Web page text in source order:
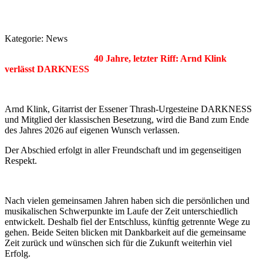
Kategorie: News
40 Jahre, letzter Riff: Arnd Klink
verlässt DARKNESS
Arnd Klink, Gitarrist der Essener Thrash-Urgesteine DARKNESS
und Mitglied der klassischen Besetzung, wird die Band zum Ende
des Jahres 2026 auf eigenen Wunsch verlassen.
Der Abschied erfolgt in aller Freundschaft und im gegenseitigen
Respekt.
Nach vielen gemeinsamen Jahren haben sich die persönlichen und
musikalischen Schwerpunkte im Laufe der Zeit unterschiedlich
entwickelt. Deshalb fiel der Entschluss, künftig getrennte Wege zu
gehen. Beide Seiten blicken mit Dankbarkeit auf die gemeinsame
Zeit zurück und wünschen sich für die Zukunft weiterhin viel
Erfolg.